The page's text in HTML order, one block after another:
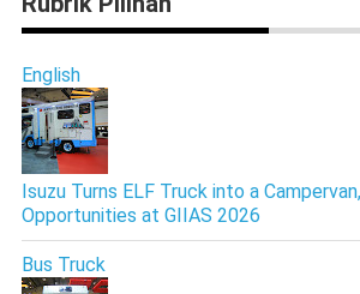
English
Isuzu Turns ELF Truck into a
Opportunities at GIIAS 2026
Bus Truck